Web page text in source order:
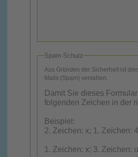
Spam-Schutz
Aus Gründen der Sicherheit ist
Mails (Spam) versehen.
Damit Sie dieses
folgenden Zeichen in der
Beispiel:
2. Zeichen: x; 1. Zeichen: